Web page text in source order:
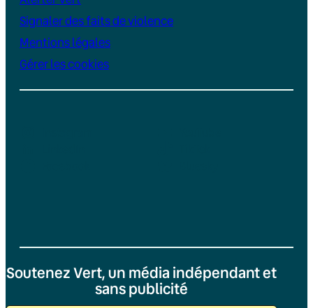
Signaler des faits de violence
Mentions légales
Gérer les cookies
Soutenez Vert, un média indépendant et
sans publicité